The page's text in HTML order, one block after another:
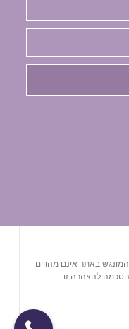
באתר אינם מהווים
הסכמה להצהרה זו.